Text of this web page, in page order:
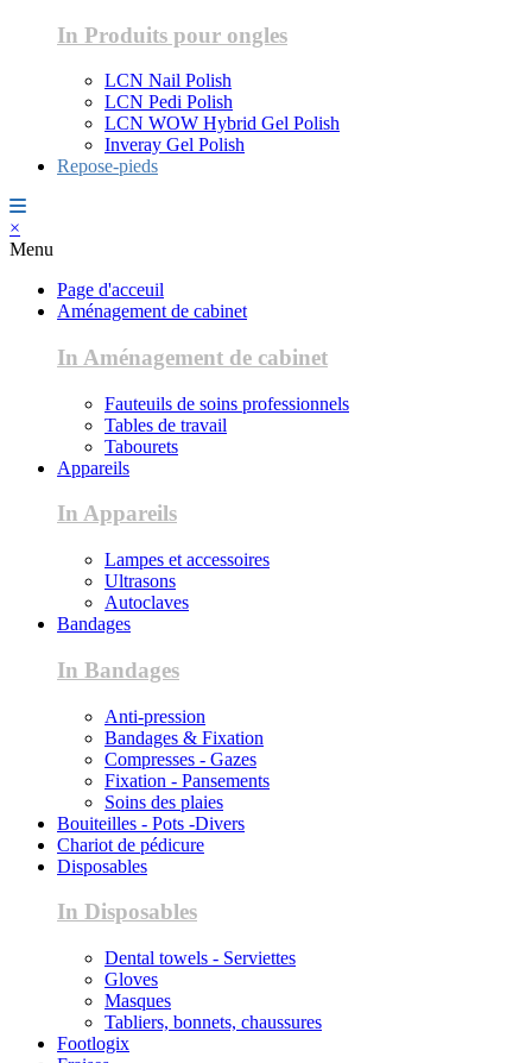
In Produits pour ongles
LCN Nail Polish
LCN Pedi Polish
LCN WOW Hybrid Gel Polish
Inveray Gel Polish
Repose-pieds
×
Menu
Page d'acceuil
Aménagement de cabinet
In Aménagement de cabinet
Fauteuils de soins professionnels
Tables de travail
Tabourets
Appareils
In Appareils
Lampes et accessoires
Ultrasons
Autoclaves
Bandages
In Bandages
Anti-pression
Bandages & Fixation
Compresses - Gazes
Fixation - Pansements
Soins des plaies
Bouiteilles - Pots -Divers
Chariot de pédicure
Disposables
In Disposables
Dental towels - Serviettes
Gloves
Masques
Tabliers, bonnets, chaussures
Footlogix